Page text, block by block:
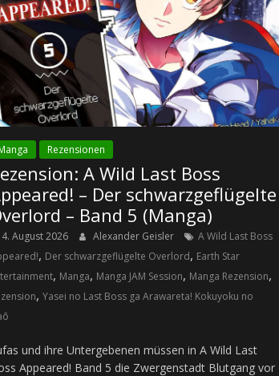
Rezensionen
A Wild Last Boss
– Der schwarzgeflügelte
– Band 5 (Manga)
4. August 2026 Alexander Geisler
A Wild Last Boss
, Der schwarzgeflügelte Overlord, Earth Star
, Manga, Manga JAM Session, Manga Rezension,
,Yasei no Last Boss ga Arawareta! Kokuyoku no
und ihre Untergebenen müssen in A Wild Last
Appeared! Band 5 die Zwergenstadt Blutgang vor